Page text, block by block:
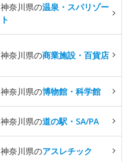
神奈川県の温泉・スパリゾー
ト
神奈川県の商業施設・百貨店
神奈川県の博物館・科学館
神奈川県の道の駅・SA/PA
神奈川県のアスレチック